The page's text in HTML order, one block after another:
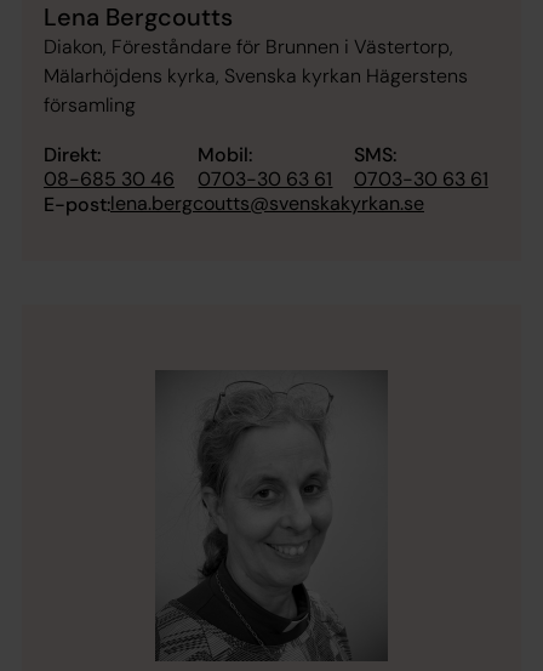
Lena Bergcoutts
Diakon, Föreståndare för Brunnen i Västertorp,
Mälarhöjdens kyrka, Svenska kyrkan Hägerstens
församling
Direkt:
08-685 30 46
Mobil:
0703-30 63 61
SMS:
0703-30 63 61
E-post:lena.bergcoutts@svenskakyrkan.se